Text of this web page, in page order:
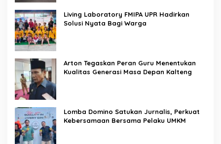
Living Laboratory FMIPA UPR Hadirkan
Solusi Nyata Bagi Warga
Arton Tegaskan Peran Guru Menentukan
Kualitas Generasi Masa Depan Kalteng
Lomba Domino Satukan Jurnalis, Perkuat
Kebersamaan Bersama Pelaku UMKM